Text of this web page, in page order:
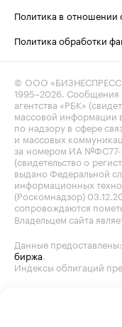
Политика в отношении
Политика обработки
© ООО
1995–2026 .
агентства «РБК»
массовой информации
по надзору в сфере
и массовых
за номером ИА №ФС77-
(свидетельство о
выдано Федеральной
информационных
(Роскомнадзор)
сопровождаются
Владельцем сайта
Данные предоставлены:
биржа
Индексы облигаций